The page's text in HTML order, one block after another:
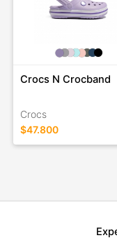
Crocs N Crocband
Crocs
$47.800